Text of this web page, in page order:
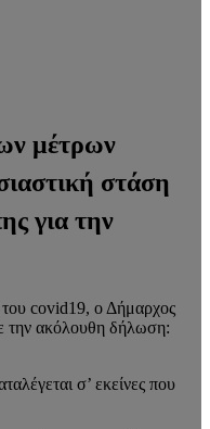
μέτρων
στάση
για την
covid19, ο Δήμαρχος
ακόλουθη δήλωση:
σ’ εκείνες που